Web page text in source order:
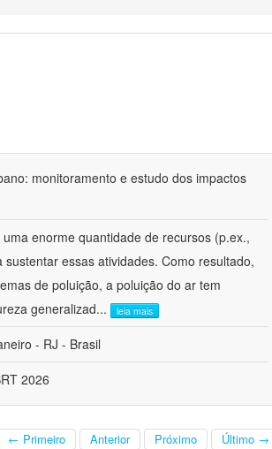
monitoramento e estudo dos impactos
enorme quantidade de recursos (p.ex.,
essas atividades. Como resultado,
de poluição, a poluição do ar tem
generalizad... leia mais
- RJ - Brasil
2026
← Primeiro Anterior Próximo Último →